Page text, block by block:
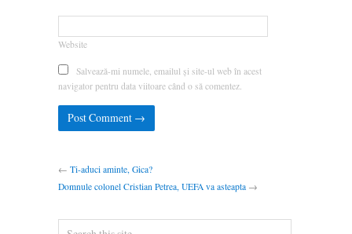
Website
Salvează-mi numele, emailul și site-ul web în acest
navigator pentru data viitoare când o să comentez.
← Ti-aduci aminte, Gica?
Domnule colonel Cristian Petrea, UEFA va asteapta →